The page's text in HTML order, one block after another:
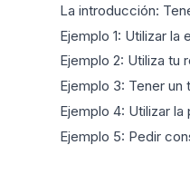
La introducción:
Ejemplo 1: Utilizar la
Ejemplo 2: Utiliza tu
Ejemplo 3: Tener
Ejemplo 4: Utilizar
Ejemplo 5: Pedir